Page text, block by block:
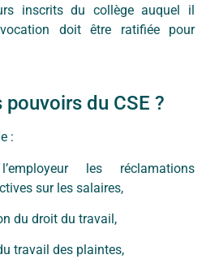
inscrits du collège auquel il
doit être ratifiée pour
du CSE ?
:
les réclamations
sur les salaires,
du droit du travail,
travail des plaintes,